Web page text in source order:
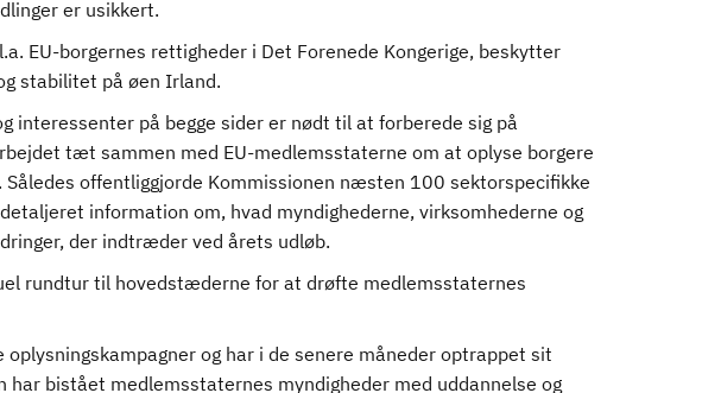
er usikkert.
EU-borgernes rettigheder i Det Forenede Kongerige, beskytter
stabilitet på øen Irland.
interessenter på begge sider er nødt til at forberede sig på
tæt sammen med EU-medlemsstaterne om at oplyse borgere
offentliggjorde Kommissionen næsten 100 sektorspecifikke
information om, hvad myndighederne, virksomhederne og
der indtræder ved årets udløb.
rundtur til hovedstæderne for at drøfte medlemsstaternes
og har i de senere måneder optrappet sit
bistået medlemsstaternes myndigheder med uddannelse og